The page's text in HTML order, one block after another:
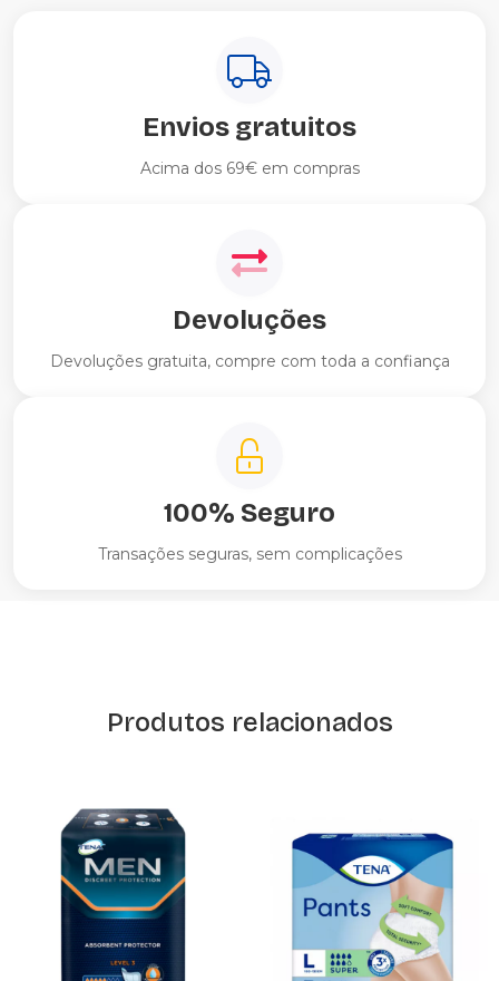
Envios gratuitos
Acima dos 69€ em compras
Devoluções
Devoluções gratuita, compre com toda a confiança
100% Seguro
Transações seguras, sem complicações
Produtos relacionados